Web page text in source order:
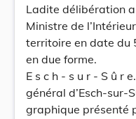
Ladite délibération
Ministre de
territoire en date du
en due forme.
E s c h - s u r - S û r
général d’Esch-sur-
graphique présenté